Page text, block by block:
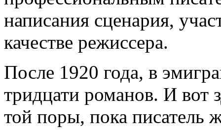
написания сценария,
качестве режиссера.
После 1920 года, в
тридцати романов. И вот
той поры, пока писатель